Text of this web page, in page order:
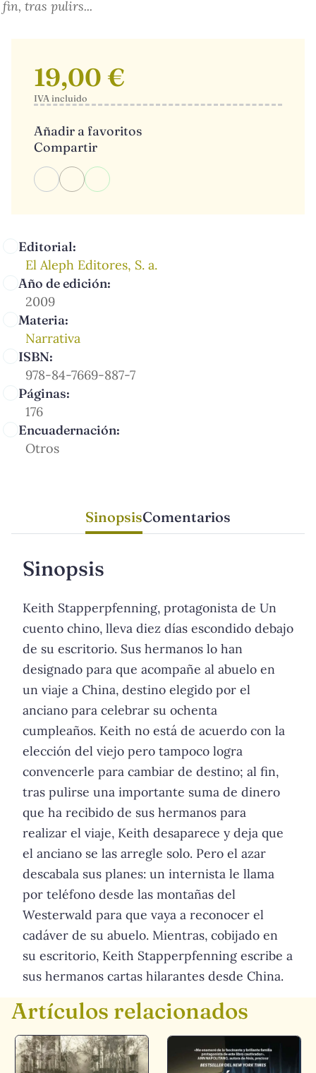
fin, tras pulirs...
Editorial:
El Aleph Editores, S. a.
Año de edición:
2009
Materia:
Narrativa
ISBN:
978-84-7669-887-7
Páginas:
176
Encuadernación:
Otros
19,00 €
IVA incluido
Añadir a favoritos
Compartir
SinopsisComentarios
Sinopsis
Keith Stapperpfenning, protagonista de Un
cuento chino, lleva diez días escondido debajo
de su escritorio. Sus hermanos lo han
designado para que acompañe al abuelo en
un viaje a China, destino elegido por el
anciano para celebrar su ochenta
cumpleaños. Keith no está de acuerdo con la
elección del viejo pero tampoco logra
convencerle para cambiar de destino; al fin,
tras pulirse una importante suma de dinero
que ha recibido de sus hermanos para
realizar el viaje, Keith desaparece y deja que
el anciano se las arregle solo. Pero el azar
descabala sus planes: un internista le llama
por teléfono desde las montañas del
Westerwald para que vaya a reconocer el
cadáver de su abuelo. Mientras, cobijado en
su escritorio, Keith Stapperpfenning escribe a
sus hermanos cartas hilarantes desde China.
Artículos relacionados